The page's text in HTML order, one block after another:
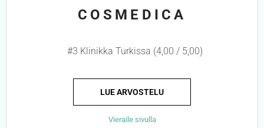
COSMEDICA
#3 Klinikka Turkissa (4,00 / 5,00)
LUE ARVOSTELU
Vieraile sivulla